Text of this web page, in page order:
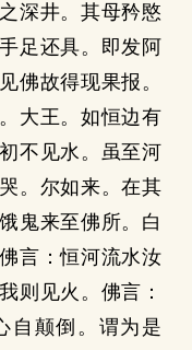
深井。其母矜愍
足还具。即发阿
佛故得现果报。
大王。如恒边有
不见水。虽至河
。尔如来。在其
鬼来至佛所。白
言：恒河流水汝
则见火。佛言：
自颠倒。谓为是